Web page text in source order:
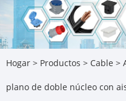
Hogar > Productos > Cable >
plano de doble núcleo con